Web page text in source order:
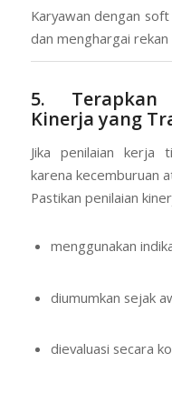
Karyawan dengan
dan menghargai rekan
5. Terapkan
Kinerja yang
Jika penilaian kerja
karena kecemburuan
Pastikan penilaian
menggunakan
diumumkan sejak
dievaluasi secara